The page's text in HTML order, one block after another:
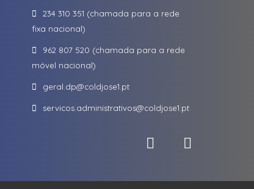
234 310 351 (chamada para a rede
fixa nacional)
962 807 520 (chamada para a rede
móvel nacional)
geral.dp@coldjose1.pt
servicos.administrativos@coldjose1.pt